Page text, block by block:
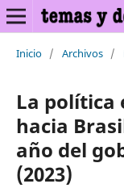
Inicio / Archivos /
La
hacia
año del
(2023)